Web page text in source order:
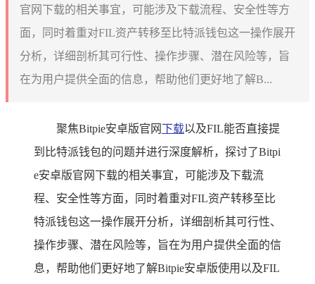
官网下载的相关事宜，可能涉及下载流程、安全性等方
面，同时着重对FIL资产转移至比特派钱包这一操作展开
分析，详细剖析其可行性、操作步骤、潜在风险等，旨
在为用户提供全面的信息，帮助他们更好地了解B...
聚焦Bitpie安卓版官网下载以及FIL能否直接提
到比特派钱包的问题并进行深度解析，探讨了Bitpi
e安卓版官网下载的相关事宜，可能涉及下载流
程、安全性等方面，同时着重对FIL资产转移至比
特派钱包这一操作展开分析，详细剖析其可行性、
操作步骤、潜在风险等，旨在为用户提供全面的信
息，帮助他们更好地了解Bitpie安卓版使用以及FIL